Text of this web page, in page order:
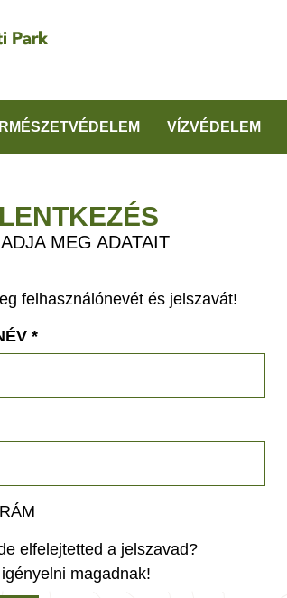
VÍZVÉDELEM
MEG ADATAIT
felhasználónevét és jelszavát!
*
elfelejtetted a jelszavad?
magadnak!